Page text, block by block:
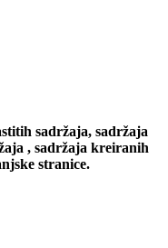
sadržaja, sadržaja
, sadržaja kreiranih
stranice.